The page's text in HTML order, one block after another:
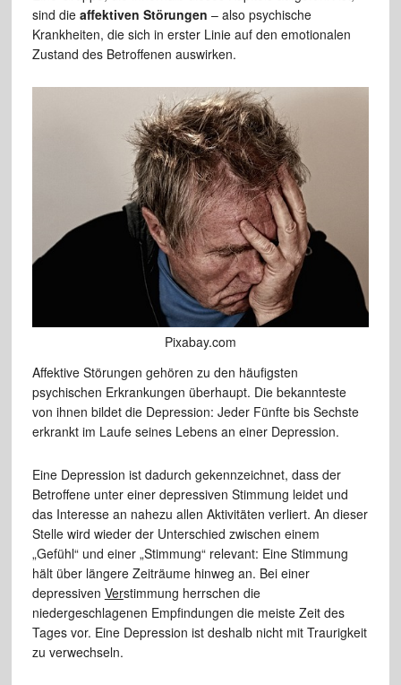
sind die affektiven Störungen – also psychische
Krankheiten, die sich in erster Linie auf den emotionalen
Zustand des Betroffenen auswirken.
Pixabay.com
Affektive Störungen gehören zu den häufigsten
psychischen Erkrankungen überhaupt. Die bekannteste
von ihnen bildet die Depression: Jeder Fünfte bis Sechste
erkrankt im Laufe seines Lebens an einer Depression.
Eine Depression ist dadurch gekennzeichnet, dass der
Betroffene unter einer depressiven Stimmung leidet und
das Interesse an nahezu allen Aktivitäten verliert. An dieser
Stelle wird wieder der Unterschied zwischen einem
„Gefühl“ und einer „Stimmung“ relevant: Eine Stimmung
hält über längere Zeiträume hinweg an. Bei einer
depressiven Verstimmung herrschen die
niedergeschlagenen Empfindungen die meiste Zeit des
Tages vor. Eine Depression ist deshalb nicht mit Traurigkeit
zu verwechseln.